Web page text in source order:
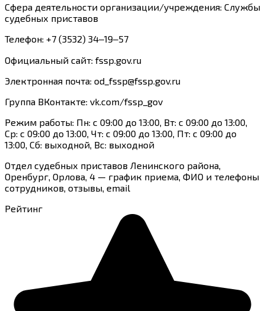
Сфера деятельности организации/учреждения: Службы
судебных приставов
Телефон: +7 (3532) 34‒19‒57
Официальный сайт: fssp.gov.ru
Электронная почта: od_fssp@fssp.gov.ru
Группа ВКонтакте: vk.com/fssp_gov
Режим работы: Пн: с 09:00 до 13:00, Вт: с 09:00 до 13:00,
Ср: с 09:00 до 13:00, Чт: с 09:00 до 13:00, Пт: с 09:00 до
13:00, Сб: выходной, Вс: выходной
Отдел судебных приставов Ленинского района,
Оренбург, Орлова, 4 — график приема, ФИО и телефоны
сотрудников, отзывы, email
Рейтинг